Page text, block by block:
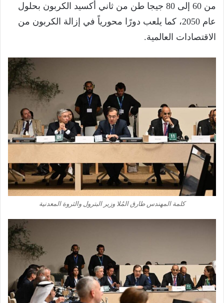
من 60 إلى 80 جيجا طن من ثاني أكسيد الكربون بحلول
عام 2050، كما يلعب دورًا محورياً في إزالة الكربون من
الاقتصادات العالمية.
كلمة المهندس طارق المُلا وزير البترول والثروة المعدنية